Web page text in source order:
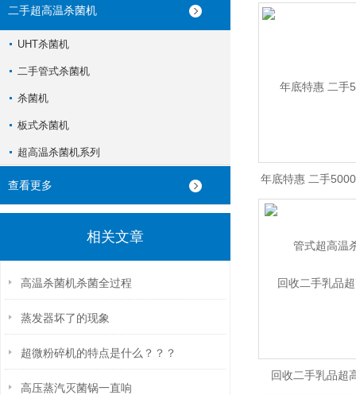
二手超高温杀菌机
UHT杀菌机
二手管式杀菌机
杀菌机
板式杀菌机
超高温杀菌机系列
查看更多
相关文章
高温杀菌机杀菌全过程
蒸发器坏了的现象
超微粉碎机的特点是什么？？？
高压蒸汽灭菌锅一直响
年底特惠 二手
回收二手乳品超